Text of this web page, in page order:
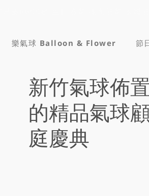
樂氣球 Balloon & Flower 節
新竹氣球佈
的精品氣球
庭慶典